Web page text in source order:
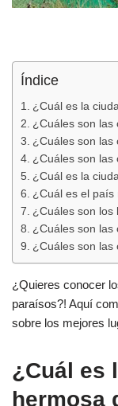
Índice
¿Cuál es la
¿Cuáles son las
¿Cuáles son las
¿Cuáles son las
¿Cuál es la
¿Cuál es el país
¿Cuáles son los
¿Cuáles son las
¿Cuáles son las
¿Quieres conocer
paraísos?! Aquí
sobre los mejores
¿Cuál es
hermosa